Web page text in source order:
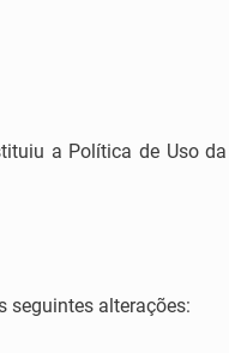
a Política de Uso
seguintes alterações: